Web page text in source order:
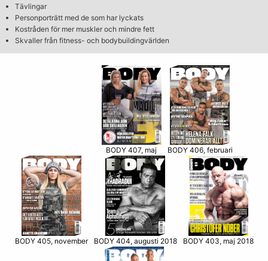
Tävlingar
Personporträtt med de som har lyckats
Kostråden för mer muskler och mindre fett
Skvaller från fitness- och bodybuildingvärlden
BODY 407, maj BODY 406, februari
BODY 405, november BODY 404, augusti 2018 BODY 403, maj 2018